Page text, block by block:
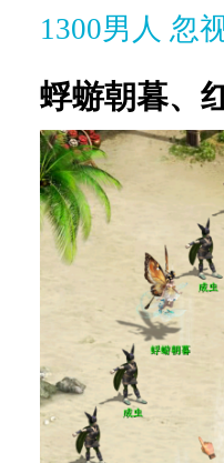
1300男人 忽
蜉蝣朝暮、